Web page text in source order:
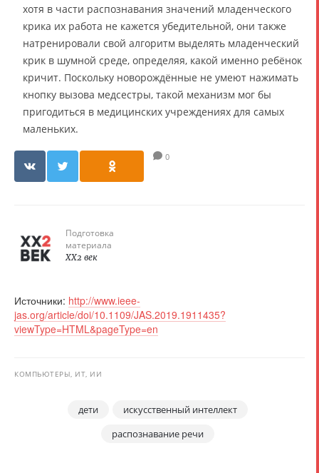
хотя в части распознавания значений младенческого
крика их работа не кажется убедительной, они также
натренировали свой алгоритм выделять младенческий
крик в шумной среде, определяя, какой именно ребёнок
кричит. Поскольку новорождённые не умеют нажимать
кнопку вызова медсестры, такой механизм мог бы
пригодиться в медицинских учреждениях для самых
маленьких.
0
Подготовка
материала
XX2 век
Источники: http://www.ieee-
jas.org/article/doi/10.1109/JAS.2019.1911435?
viewType=HTML&pageType=en
КОМПЬЮТЕРЫ, ИТ, ИИ
дети
искусственный интеллект
распознавание речи